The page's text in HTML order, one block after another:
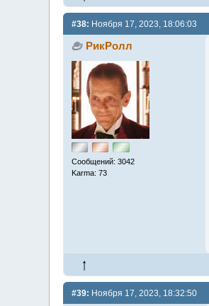
#38: Ноября 17, 2023, 18:06:03
РикРолл
Сообщений: 3042
Karma: 73
#39: Ноября 17, 2023, 18:32:50